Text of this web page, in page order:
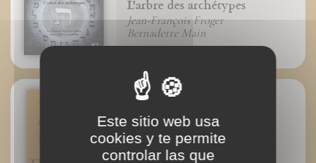
L'arbre des archétypes
Jean-François Froger
Bernadette Main
Le livre de la Création
Jean-François Froger
Este sitio web usa
cookies y te permite
controlar las que